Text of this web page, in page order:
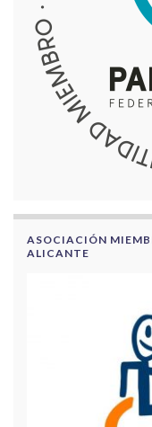
ASOCIACIÓN
ALICANTE